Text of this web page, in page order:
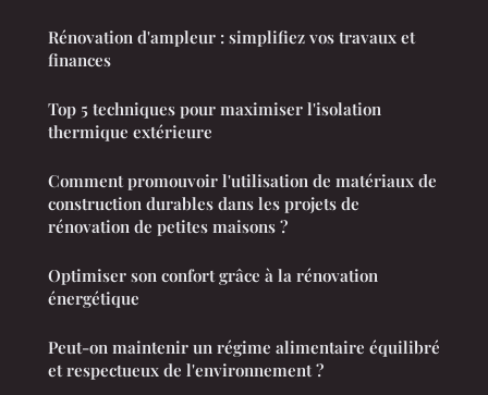
Rénovation d'ampleur : simplifiez vos travaux et
finances
Top 5 techniques pour maximiser l'isolation
thermique extérieure
Comment promouvoir l'utilisation de matériaux de
construction durables dans les projets de
rénovation de petites maisons ?
Optimiser son confort grâce à la rénovation
énergétique
Peut-on maintenir un régime alimentaire équilibré
et respectueux de l'environnement ?